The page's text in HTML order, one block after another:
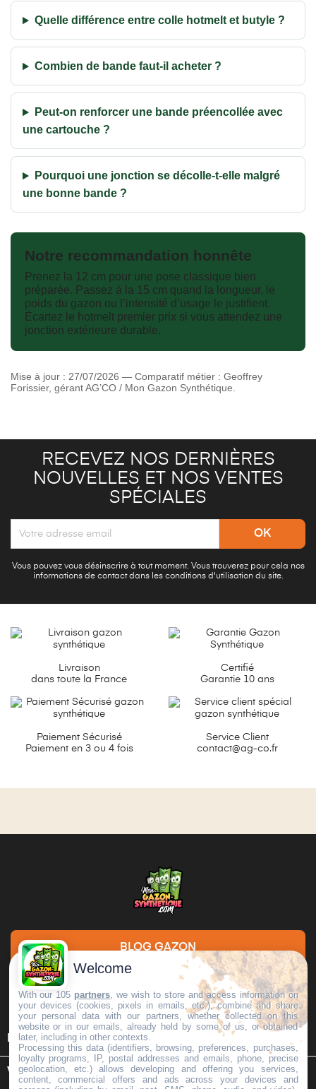
Quelle différence entre colle hotmelt et butyle ?
Combien de bande faut-il acheter ?
Peut-on renforcer une bande préencollée avec
une cartouche ?
Pourquoi une jonction se décolle-t-elle malgré
une bonne bande ?
Notre recommandation honnête
Prenez la 12 cm pour une pose classique bien
préparée. Passez à la 15 cm quand la longueur, le
poids du gazon ou l’intensité d’usage le justifient.
Écartez le hotmelt premier prix si vous attendez une
jonction extérieure durable.
Mise à jour : 27/07/2026 — Comparatif métier : Geoffrey
Forissier, gérant AG’CO / Mon Gazon Synthétique.
RECEVEZ NOS DERNIÈRES
NOUVELLES ET NOS VENTES
SPÉCIALES
Vous pouvez vous désinscrire à tout moment. Vous trouverez pour cela nos
informations de contact dans les conditions d'utilisation du site.
Livraison
dans toute la France
Certifié
Garantie 10 ans
Paiement Sécurisé
Paiement en 3 ou 4 fois
Service Client
contact@ag-co.fr
BLOG GAZON
DEMANDE DE DEVIS
INFORMATIONS 
VOTRE COMPTE 
Welcome
With our 105 partners , we wish to store and access information on
your devices (cookies, pixels in emails, etc.), combine and share
your personal data with our partners, whether collected on this
website or in our emails, already held by some of us, or obtained
later, including in other contexts.
Processing this data (identifiers, browsing, preferences, purchases,
loyalty programs, IP, postal addresses and emails, phone, precise
geolocation, etc.) allows developing and offering you services,
content, commercial offers and ads across your devices and